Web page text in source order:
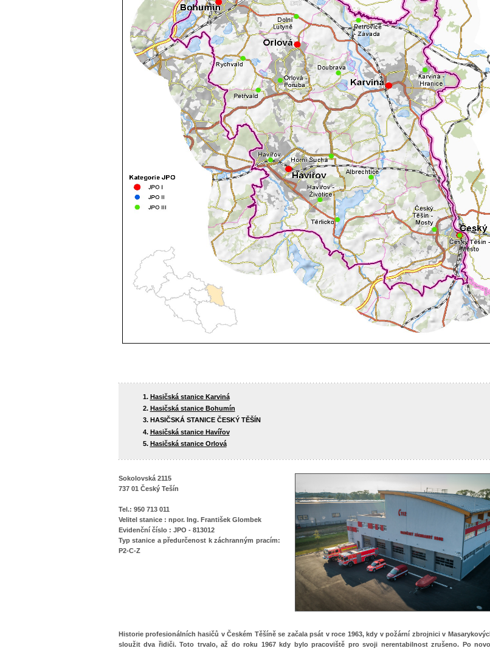
Hasičská stanice Karviná
Hasičská stanice Bohumín
HASIČSKÁ STANICE ČESKÝ TĚŠÍN
Hasičská stanice Havířov
Hasičská stanice Orlová
Sokolovská 2115
737 01 Český Tešín
Tel.: 950 713 011
Velitel stanice : npor. Ing. František Glombek
Evidenční číslo : JPO - 813012
Typ stanice a předurčenost k záchranným pracím:
P2-C-Z
Historie profesionálních hasičů v Českém Těšíně se začala psát v roce 1963, kdy v požární zbrojnici v
sloužit dva řidiči. Toto trvalo, až do roku 1967 kdy bylo pracoviště pro svoji nerentabilnost zrušeno. Po